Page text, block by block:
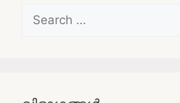
Search
for: